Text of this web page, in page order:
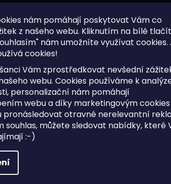
nám pomáhají poskytovat Vám co
z našeho webu. Kliknutím na bílé
nám umožníte využívat cookies.
cookies!
Vám zprostředkovat nevšední
webu. Cookies používáme k
personalizační nám pomáhají
webu a díky marketingovým cookies
pronásledovat otravné nerelevantní
souhlas, můžete sledovat nabídky, které
:-)
osobních údajů
dotazy
cookies
Sitemap
Doprava a
Postup
lhůtě
Obchodní
Upravit nastavení cookies